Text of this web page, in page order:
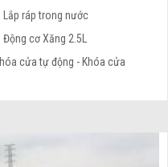
Lắp ráp trong nước
Động cơ Xăng 2.5L
cửa tự động - Khóa cửa